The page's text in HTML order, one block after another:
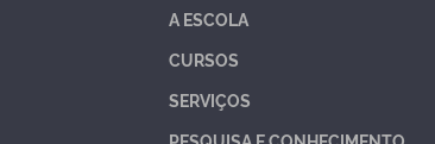
A ESCOLA
CURSOS
SERVIÇOS